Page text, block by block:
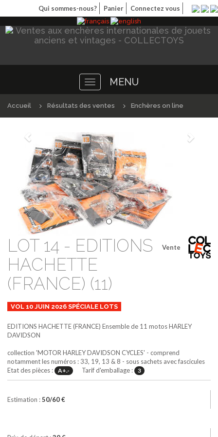
Qui sommes-nous? Panier Connectez vous
Toggle
navigation
MENU
Accueil Résultats des ventes Enchères on line
Précédént
Vente
LOT 14 - EDITIONS
HACHETTE
(FRANCE) (11)
VOL 10 JUIN 2026 SPÉCIALE LOTS
EDITIONS HACHETTE (FRANCE) Ensemble de 11 motos HARLEY
DAVIDSON
collection 'MOTOR HARLEY DAVIDSON CYCLES' - comprend
notamment les numéros : 33, 19, 13 & 8 - sous sachets avec fascicules
Etat des pièces :
A+.- Tarif d'emballage : 3
Estimation :50/60 €